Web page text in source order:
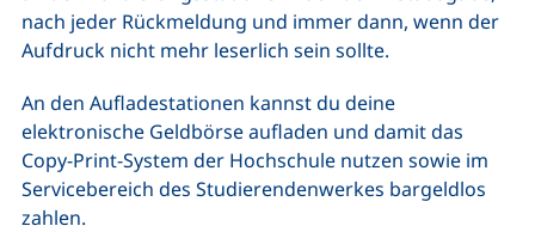
nach jeder Rückmeldung und immer dann, wenn der
Aufdruck nicht mehr leserlich sein sollte.
An den Aufladestationen kannst du deine
elektronische Geldbörse aufladen und damit das
Copy-Print-System der Hochschule nutzen sowie im
Servicebereich des Studierendenwerkes bargeldlos
zahlen.